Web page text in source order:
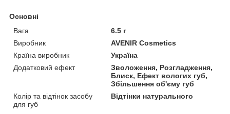
Основні
Вага
6.5 г
Виробник
AVENIR Cosmetics
Країна виробник
Україна
Додатковий ефект
Зволоження, Розгладження,
Блиск, Ефект вологих губ,
Збільшення об'єму губ
Колір та відтінок засобу
для губ
Відтінки натурального